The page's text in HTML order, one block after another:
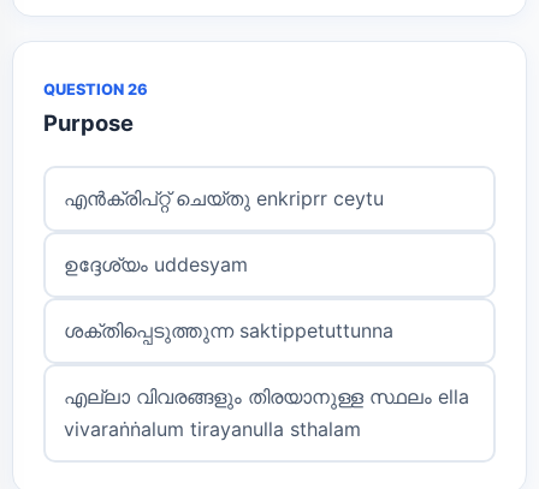
QUESTION 26
Purpose
എൻക്രിപ്റ്റ് ചെയ്തു enkriprr ceytu
ഉദ്ദേശ്യം uddesyam
ശക്തിപ്പെടുത്തുന്ന saktippetuttunna
എല്ലാ വിവരങ്ങളും തിരയാനുള്ള സ്ഥലം ella
vivaraṅṅalum tirayanulla sthalam